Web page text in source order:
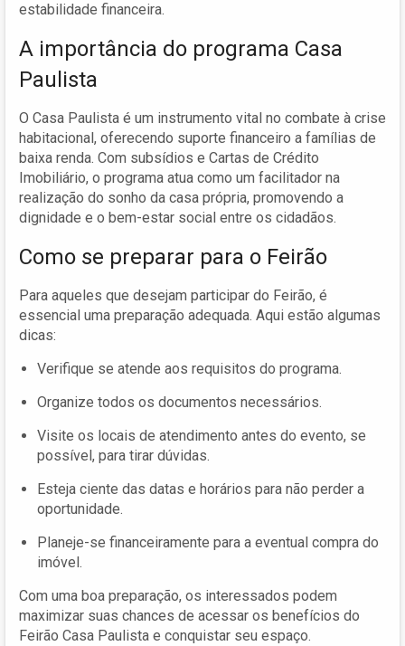
estabilidade financeira.
A importância do programa Casa
Paulista
O Casa Paulista é um instrumento vital no combate à crise
habitacional, oferecendo suporte financeiro a famílias de
baixa renda. Com subsídios e Cartas de Crédito
Imobiliário, o programa atua como um facilitador na
realização do sonho da casa própria, promovendo a
dignidade e o bem-estar social entre os cidadãos.
Como se preparar para o Feirão
Para aqueles que desejam participar do Feirão, é
essencial uma preparação adequada. Aqui estão algumas
dicas:
Verifique se atende aos requisitos do programa.
Organize todos os documentos necessários.
Visite os locais de atendimento antes do evento, se
possível, para tirar dúvidas.
Esteja ciente das datas e horários para não perder a
oportunidade.
Planeje-se financeiramente para a eventual compra do
imóvel.
Com uma boa preparação, os interessados podem
maximizar suas chances de acessar os benefícios do
Feirão Casa Paulista e conquistar seu espaço.